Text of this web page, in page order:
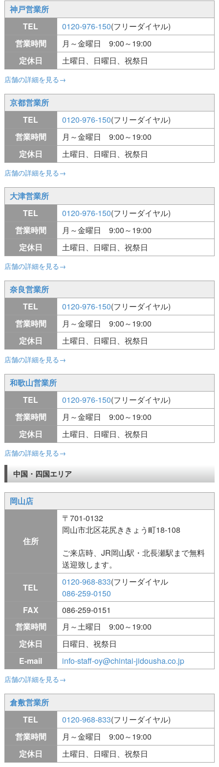
神戸営業所
TEL
0120-976-150(フリーダイヤル)
営業時間
月～金曜日 9:00～19:00
定休日
土曜日、日曜日、祝祭日
店舗の詳細を見る→
京都営業所
TEL
0120-976-150(フリーダイヤル)
営業時間
月～金曜日 9:00～19:00
定休日
土曜日、日曜日、祝祭日
店舗の詳細を見る→
大津営業所
TEL
0120-976-150(フリーダイヤル)
営業時間
月～金曜日 9:00～19:00
定休日
土曜日、日曜日、祝祭日
店舗の詳細を見る→
奈良営業所
TEL
0120-976-150(フリーダイヤル)
営業時間
月～金曜日 9:00～19:00
定休日
土曜日、日曜日、祝祭日
店舗の詳細を見る→
和歌山営業所
TEL
0120-976-150(フリーダイヤル)
営業時間
月～金曜日 9:00～19:00
定休日
土曜日、日曜日、祝祭日
店舗の詳細を見る→
中国・四国エリア
岡山店
住所
〒701-0132
岡山市北区花尻ききょう町18-108
ご来店時、JR岡山駅・北長瀬駅まで無料
送迎致します。
TEL
0120-968-833(フリーダイヤル
086-259-0150
FAX
086-259-0151
営業時間
月～土曜日 9:00～19:00
定休日
日曜日、祝祭日
E-mail
info-staff-oy@chintai-jidousha.co.jp
店舗の詳細を見る→
倉敷営業所
TEL
0120-968-833(フリーダイヤル)
営業時間
月～金曜日 9:00～19:00
定休日
土曜日、日曜日、祝祭日